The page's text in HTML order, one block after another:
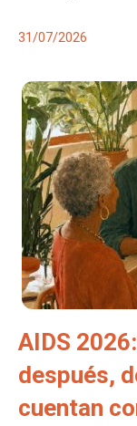
31/07/2026
AIDS
después,
cuentan